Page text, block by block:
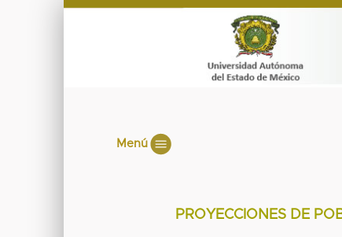
Menú
PROYECCIONES DE